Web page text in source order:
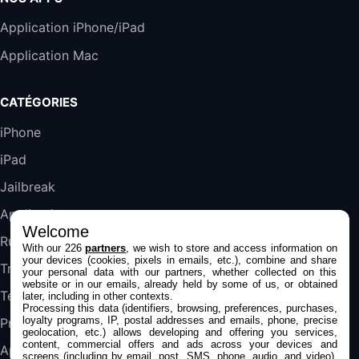
Harman Kardon SoundSticks 5 Haut-Parleur
289,47€
Galaxy S25 FE 6,7\" 5G Nano SIM 128 Go
Blanc
Jeu FIFA 20 sur PC (code à télécharger)
45,98€57,99€Rue Du Commerce (Vendeur Tiers)
Application iPhone/iPad
Application Mac
CATÉGORIES
iPhone
iPad
Jailbreak
Applications
Rumeurs
Trucs & astuces
Tests
Promos
Apple
Welcome
With our 226partners , we wish to store and access information on
your devices (cookies, pixels in emails, etc.), combine and share
your personal data with our partners, whether collected on this
website or in our emails, already held by some of us, or obtained
later, including in other contexts.
Processing this data (identifiers, browsing, preferences, purchases,
loyalty programs, IP, postal addresses and emails, phone, precise
geolocation, etc.) allows developing and offering you services,
content, commercial offers and ads across your devices and
screens (including by email, post, SMS, phone, audio, and video),